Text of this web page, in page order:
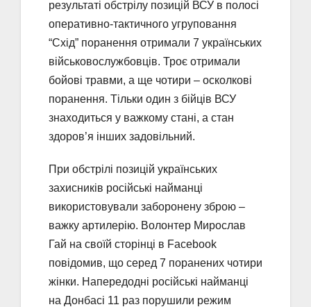
результаті обстрілу позицій ВСУ в полосі
оперативно-тактичного угруповання
“Схід” поранення отримали 7 українських
військовослужбовців. Троє отримали
бойові травми, а ще чотири – осколкові
поранення. Тільки один з бійців ВСУ
знаходиться у важкому стані, а стан
здоров’я інших задовільний.
При обстрілі позицій українських
захисників російські найманці
використовували заборонену зброю –
важку артилерію. Волонтер Мирослав
Гай на своїй сторінці в Facebook
повідомив, що серед 7 поранених чотири
жінки. Напередодні російські найманці
на Донбасі 11 раз порушили режим